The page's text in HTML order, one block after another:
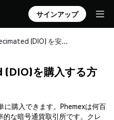
サインアップ
Decimated (DIO) を安全に購入・保管
(DIO)を購入する方
に購入できます。Phemexは何百
な暗号通貨取引所です。クレ